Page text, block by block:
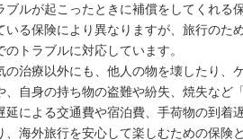
ブルが起こったときに補償をしてくれる
いる保険により異なりますが、旅行のた
トラブルに対応しています。
の治療以外にも、他人の物を壊したり、
、自身の持ち物の盗難や紛失、焼失など
延による交通費や宿泊費、手荷物の到着
海外旅行を安心して楽しむための保険